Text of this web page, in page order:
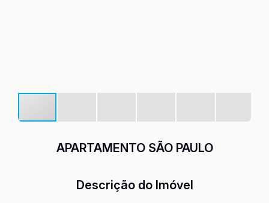
APARTAMENTO SÃO PAULO
Descrição do Imóvel